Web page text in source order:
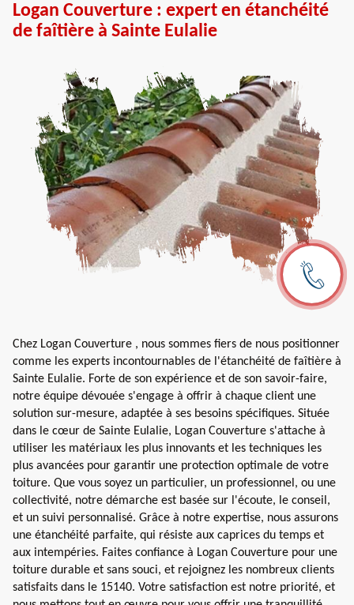
Logan Couverture : expert en étanchéité
de faîtière à Sainte Eulalie
Chez Logan Couverture , nous sommes fiers de nous positionner
comme les experts incontournables de l'étanchéité de faîtière à
Sainte Eulalie. Forte de son expérience et de son savoir-faire,
notre équipe dévouée s'engage à offrir à chaque client une
solution sur-mesure, adaptée à ses besoins spécifiques. Située
dans le cœur de Sainte Eulalie, Logan Couverture s'attache à
utiliser les matériaux les plus innovants et les techniques les
plus avancées pour garantir une protection optimale de votre
toiture. Que vous soyez un particulier, un professionnel, ou une
collectivité, notre démarche est basée sur l'écoute, le conseil,
et un suivi personnalisé. Grâce à notre expertise, nous assurons
une étanchéité parfaite, qui résiste aux caprices du temps et
aux intempéries. Faites confiance à Logan Couverture pour une
toiture durable et sans souci, et rejoignez les nombreux clients
satisfaits dans le 15140. Votre satisfaction est notre priorité, et